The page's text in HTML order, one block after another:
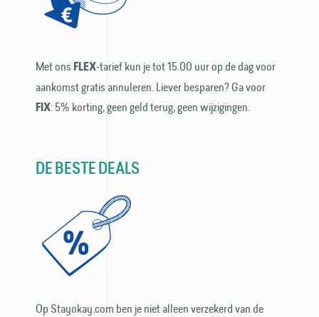
Met ons FLEX-tarief kun je tot 15.00 uur op de dag voor
aankomst gratis annuleren. Liever besparen? Ga voor
FIX: 5% korting, geen geld terug, geen wijzigingen.
DE BESTE DEALS
Op Stayokay.com ben je niet alleen ver­zekerd van de